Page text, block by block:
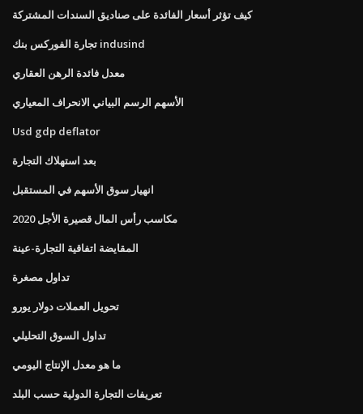
كيف تؤثر أسعار الفائدة على صناديق السندات المشتركة
تجارة الفوركس بنك indusind
معدل فائدة الرهن العقاري
الأسهم الرسم البياني الانحراف المعياري
Usd gdp deflator
بعد استهلاك التجارة
انهيار سوق الأسهم في المستقبل
مكاسب رأس المال قصيرة الأجل 2020
المقايضة اتفاقية التجارة-عينة
تداول مصغرة
تحويل العملات دولار يورو
تداول السوق التحليلي
ما هو معدل الإنتاج اليومي
تعريفات التجارة الدولية حسب البلد